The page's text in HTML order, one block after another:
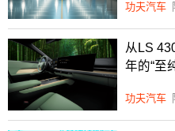
功夫汽车
从LS
年的“至
功夫汽车